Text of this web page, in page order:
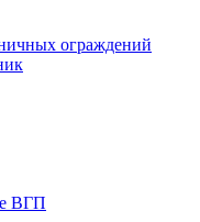
ограждений
ВГП